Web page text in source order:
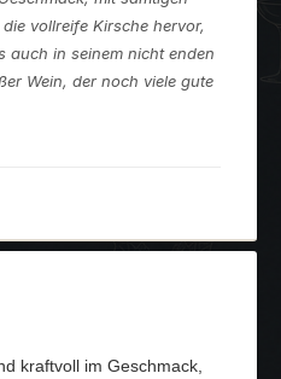
vollreife Kirsche hervor,
auch in seinem nicht enden
Wein, der noch viele gute
kraftvoll im Geschmack,